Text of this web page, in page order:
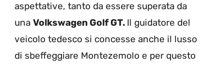
aspettative, tanto da essere superata da
una Volkswagen Golf GT. Il guidatore del
veicolo tedesco si concesse anche il lusso
di sbeffeggiare Montezemolo e per questo